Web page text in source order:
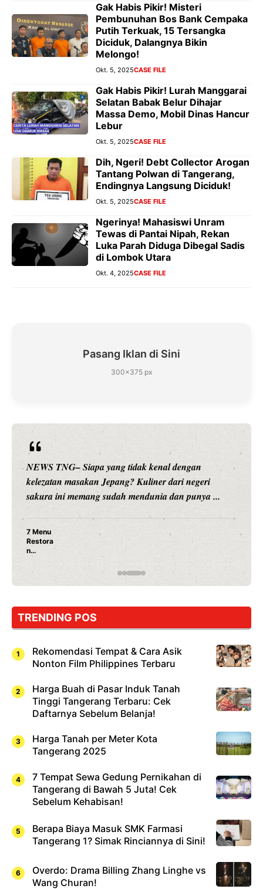
Gak Habis Pikir! Misteri
Pembunuhan Bos Bank Cempaka
Putih Terkuak, 15 Tersangka
Diciduk, Dalangnya Bikin
Melongo!
Okt. 5, 2025CASE FILE
Gak Habis Pikir! Lurah Manggarai
Selatan Babak Belur Dihajar
Massa Demo, Mobil Dinas Hancur
Lebur
Okt. 5, 2025CASE FILE
Dih, Ngeri! Debt Collector Arogan
Tantang Polwan di Tangerang,
Endingnya Langsung Diciduk!
Okt. 5, 2025CASE FILE
Ngerinya! Mahasiswi Unram
Tewas di Pantai Nipah, Rekan
Luka Parah Diduga Dibegal Sadis
di Lombok Utara
Okt. 4, 2025CASE FILE
Pasang Iklan di Sini
300×375 px
negeri
punya ...
NEWS TNG– Siapa sangka, dua nama
hiburan, Nunung Srimulat dan Vicky
merambah dunia kuliner dengan ...
Nunung Srimulat & Vicky Prasetyo
Rahasia Mami Bikin Nagih!
TRENDING POS
Rekomendasi Tempat & Cara Asik
Nonton Film Philippines Terbaru
Harga Buah di Pasar Induk Tanah
Tinggi Tangerang Terbaru: Cek
Daftarnya Sebelum Belanja!
Harga Tanah per Meter Kota
Tangerang 2025
7 Tempat Sewa Gedung Pernikahan di
Tangerang di Bawah 5 Juta! Cek
Sebelum Kehabisan!
Berapa Biaya Masuk SMK Farmasi
Tangerang 1? Simak Rinciannya di Sini!
Overdo: Drama Billing Zhang Linghe vs
Wang Churan!